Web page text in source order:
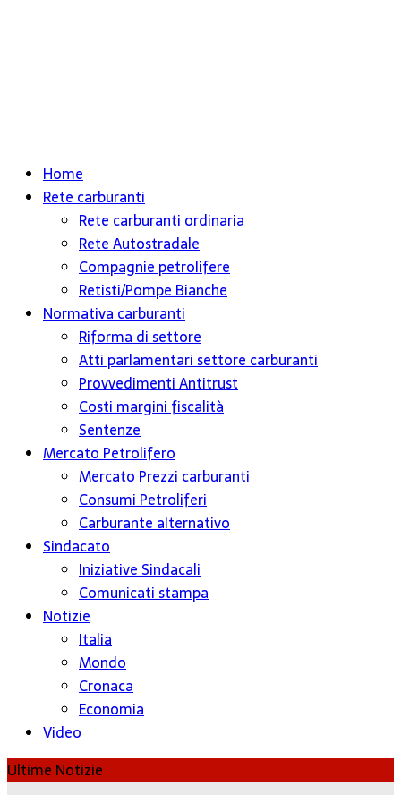
Home
Rete carburanti
Rete carburanti ordinaria
Rete Autostradale
Compagnie petrolifere
Retisti/Pompe Bianche
Normativa carburanti
Riforma di settore
Atti parlamentari settore carburanti
Provvedimenti Antitrust
Costi margini fiscalità
Sentenze
Mercato Petrolifero
Mercato Prezzi carburanti
Consumi Petroliferi
Carburante alternativo
Sindacato
Iniziative Sindacali
Comunicati stampa
Notizie
Italia
Mondo
Cronaca
Economia
Video
Ultime Notizie